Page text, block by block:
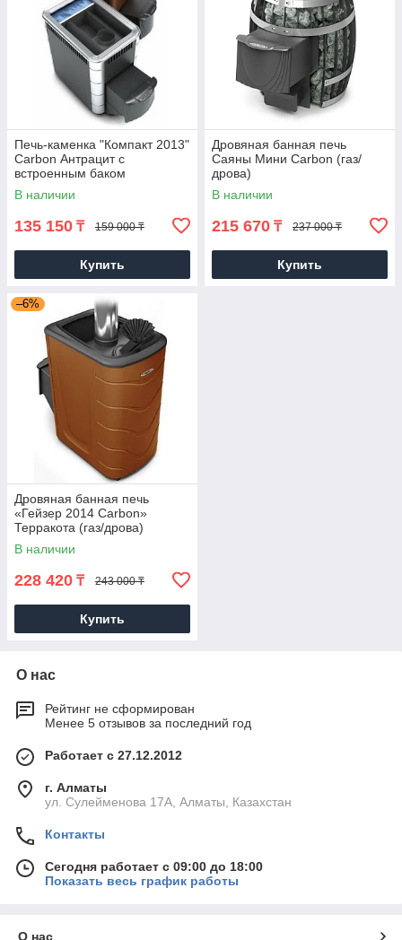
Печь-каменка "Компакт 2013"
Carbon Антрацит с
встроенным баком
В наличии
135 150 ₸ 159 000 ₸
Купить
Дровяная банная печь
Саяны Мини Carbon (газ/
дрова)
В наличии
215 670 ₸ 237 000 ₸
Купить
–6%
Дровяная банная печь
«Гейзер 2014 Carbon»
Терракота (газ/дрова)
В наличии
228 420 ₸ 243 000 ₸
Купить
О нас
Рейтинг не сформирован
Менее 5 отзывов за последний год
Работает с 27.12.2012
г. Алматы
ул. Сулейменова 17А, Алматы, Казахстан
Контакты
Сегодня работает с 09:00 до 18:00
Показать весь график работы
О нас